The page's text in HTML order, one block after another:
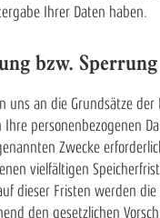
Ihrer Daten haben.
bzw.
uns an die Grundsätze
Ihre personenbezogenen
Zwecke
vielfältigen
dieser Fristen werden
den gesetzlichen